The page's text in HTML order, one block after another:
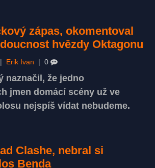
zápas, okomentoval
hvězdy Oktagonu
Erik Ivan 0
naznačil, že jedno
jmen domácí scény už ve
nejspíš vídat nebudeme.
Clashe, nebral si
Benda